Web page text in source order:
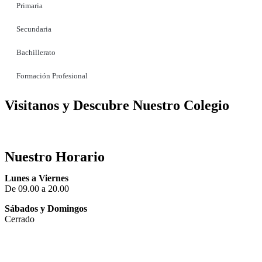
Primaria
Secundaria
Bachillerato
Formación Profesional
Visitanos y Descubre Nuestro Colegio
Nuestro Horario
Lunes a Viernes
De 09.00 a 20.00
Sábados y Domingos
Cerrado